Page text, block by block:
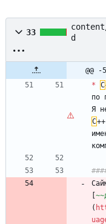
33
d
@@
*
С
по
С
(